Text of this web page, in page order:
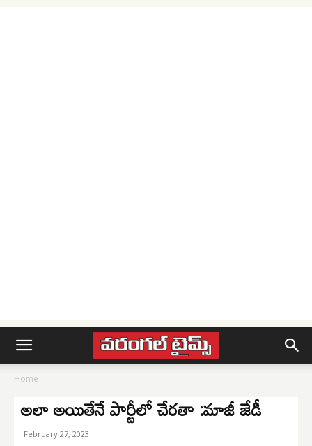
Home
అలా అయితేనే పార్టీలో చేరతా :మాజీ జేడీ
February 27, 2023